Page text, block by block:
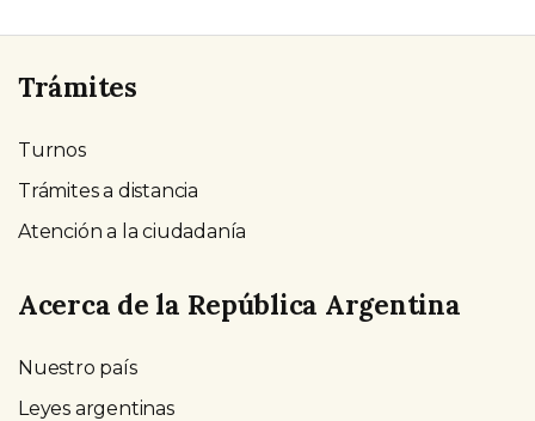
Trámites
Turnos
Trámites a distancia
Atención a la ciudadanía
Acerca de la República Argentina
Nuestro país
Leyes argentinas